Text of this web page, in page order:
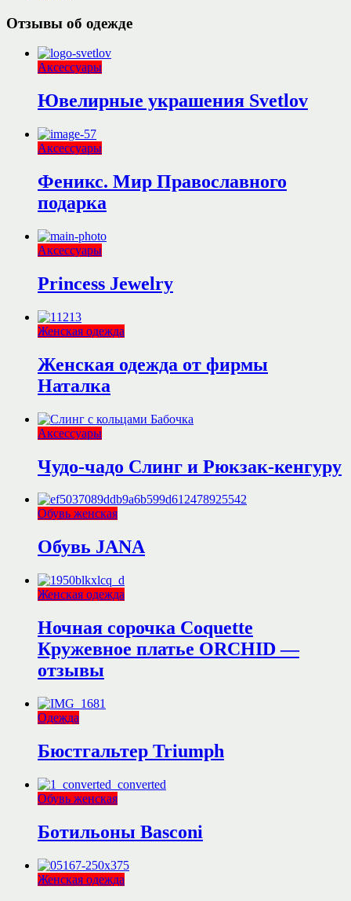
Отзывы об одежде
Аксессуары
Ювелирные украшения Svetlov
Аксессуары
Феникс. Мир Православного
подарка
Аксессуары
Princess Jewelry
Женская одежда
Женская одежда от фирмы
Наталка
Аксессуары
Чудо-чадо Слинг и Рюкзак-кенгуру
Обувь женская
Обувь JANA
Женская одежда
Ночная сорочка Coquette
Кружевное платье ORCHID —
отзывы
Одежда
Бюстгальтер Triumph
Обувь женская
Ботильоны Basconi
Женская одежда